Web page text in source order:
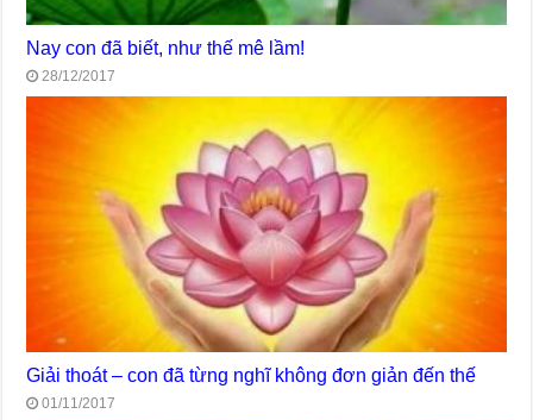
Nay con đã biết, như thế mê lầm!
28/12/2017
Giải thoát – con đã từng nghĩ không đơn giản đến thế
01/11/2017